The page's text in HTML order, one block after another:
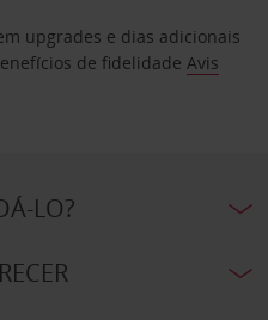
upgrades e dias adicionais
de fidelidade Avis
LO?